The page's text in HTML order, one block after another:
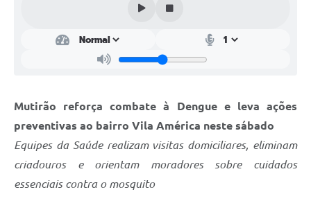
Audiências Públicas
Telefones Úteis
Emprega
Mutirão reforça combate à Dengue e leva ações
preventivas ao bairro Vila América neste sábado
Equipes da Saúde realizam visitas domiciliares, eliminam
criadouros e orientam moradores sobre cuidados
essenciais contra o mosquito